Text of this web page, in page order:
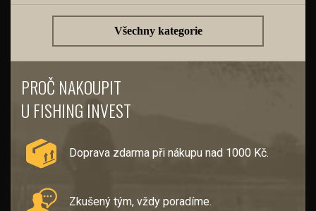
Všechny kategorie
PROČ NAKOUPIT
U FISHING INVEST
Doprava zdarma při nákupu nad 1000 Kč.
Zkušený tým, vždy poradíme.